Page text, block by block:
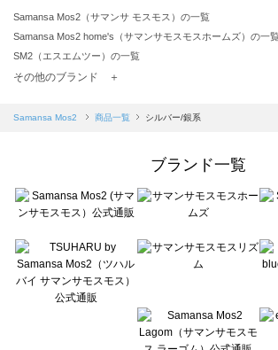
Samansa Mos2（サマンサ モスモス）の一覧
Samansa Mos2 home's（サマンサモスモスホームズ）の一
SM2（エスエムツー）の一覧
TSUHARU by Samansa Mos2（ツハルバイサマンサモスモス
Samansa Mos2 blue（サマンサモスモス ブルー）の一覧
Te chichi（テチチ）の一覧
Te chichi CLASSIC（テチチ クラシック）の一覧
Lugnoncure（ルノンキュール）の一覧
BETTY'S BLUE（べティーズブルー）の一覧
Wpc.（ワールドパーティー）の一覧
その他のブランド ＋
Samansa Mos2 商品一覧 シルバー/銀系
ブランド一覧